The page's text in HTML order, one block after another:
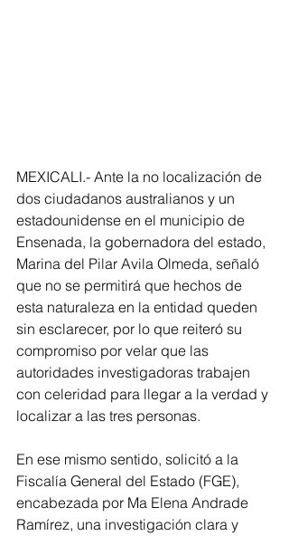
MEXICALI.- Ante la no localización de
dos ciudadanos australianos y un
estadounidense en el municipio de
Ensenada, la gobernadora del estado,
Marina del Pilar Avila Olmeda, señaló
que no se permitirá que hechos de
esta naturaleza en la entidad queden
sin esclarecer, por lo que reiteró su
compromiso por velar que las
autoridades investigadoras trabajen
con celeridad para llegar a la verdad y
localizar a las tres personas.
En ese mismo sentido, solicitó a la
Fiscalía General del Estado (FGE),
encabezada por Ma Elena Andrade
Ramírez, una investigación clara y